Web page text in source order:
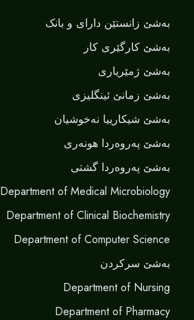
بەشێ زانستێن دارای و بانک
بەشێ کارگێری کار
بەشێ ژمێریاری
بەشێ زمانێ ‌‌ئینگلیزی
بەشێ شیکارییا نەخوشیان
بەشێ پەروەردا هونەری
بەشێ پەروەردا گشتی
Department of Medical Microbiology
Department of Clinical Biochemistry
Department of Computer Science
بەشێ سرکردن
Department of Nursing
Department of Pharmacy